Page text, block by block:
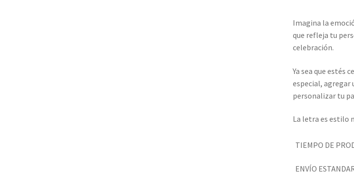
Imagina la
que refleja tu
celebración.
Ya sea que estés
especial, agregar
personalizar tu
La letra es estilo
TIEMPO DE
ENVÍO